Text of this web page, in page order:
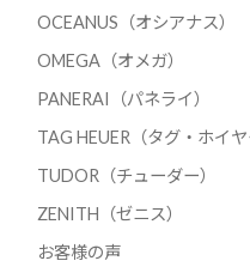
OCEANUS（オシアナス）
OMEGA（オメガ）
PANERAI（パネライ）
TAG HEUER（タグ・ホイヤ
TUDOR（チューダー）
ZENITH（ゼニス）
お客様の声